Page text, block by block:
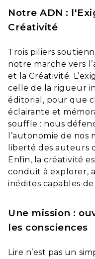
Notre ADN :
Créativité
Trois piliers
notre marche vers
et la Créativité.
celle de la rigueur
éditorial, pour que
éclairante et
souffle : nous
l’autonomie de nos
liberté des auteurs
Enfin, la créativité
conduit à explorer,
inédites capables
Une mission :
les consciences
Lire n’est pas un